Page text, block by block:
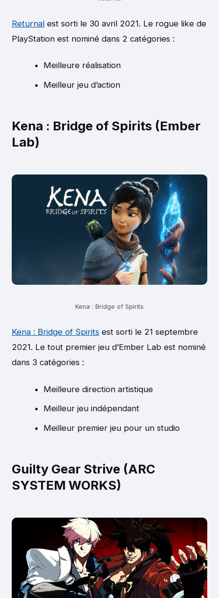
Returnal est sorti le 30 avril 2021. Le rogue like de
PlayStation est nominé dans 2 catégories :
Meilleure réalisation
Meilleur jeu d’action
Kena : Bridge of Spirits (Ember
Lab)
Kena : Bridge of Spirits
Kena : Bridge of Spirits est sorti le 21 septembre
2021. Le tout premier jeu d’Ember Lab est nominé
dans 3 catégories :
Meilleure direction artistique
Meilleur jeu indépendant
Meilleur premier jeu pour un studio
Guilty Gear Strive (ARC
SYSTEM WORKS)